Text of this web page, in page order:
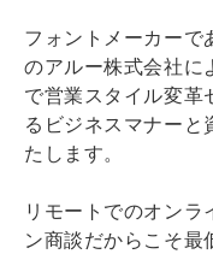
フォントメーカーで
のアルー株式会社に
で営業スタイル変革
るビジネスマナーと
たします。
リモートでのオンラ
ン商談だからこそ最